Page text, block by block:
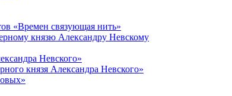
«Времен связующая нить»
князю Александру Невскому
Невского»
князя Александра Невского»